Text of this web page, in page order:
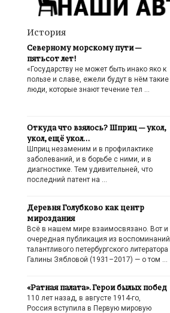
История
Северному морскому пути —
пятьсот лет!
«Государству не может быть инако яко к
пользе и славе, ежели будут в нём такие
люди, которые знают течение тел …
Откуда что взялось? Шприц — укол,
укол, ещё укол…
Шприц незаменим и в профилактике
заболеваний, и в борьбе с ними, и в
диагностике. Тем удивительней, что
последний патент на …
Деревня Голубково как центр
мироздания
Всё в нашем мире взаимосвязано. Вот и
очередная публикация из воспоминаний
талантливого петербургского литератора
Галины Зябловой (1931–2017) — о том …
«Ратная палата». Герои былых побед
110 лет назад, в августе 1914-го,
Россия вступила в Первую мировую